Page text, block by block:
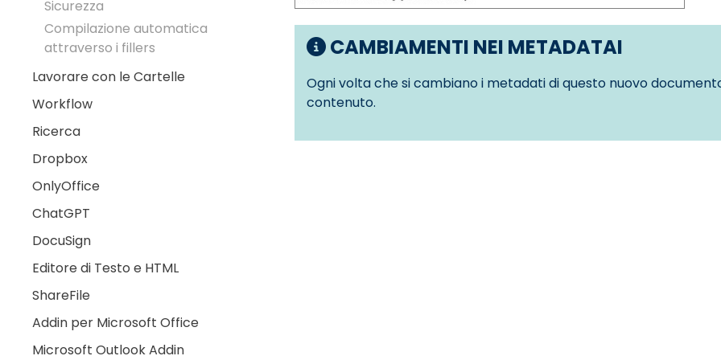
CAMBIAMENTI NEI METADATAI
Ogni volta che si cambiano i metadati di questo nuovo
contenuto.
Sicurezza
Compilazione automatica
attraverso i fillers
Lavorare con le Cartelle
Workflow
Ricerca
Dropbox
OnlyOffice
ChatGPT
DocuSign
Editore di Testo e HTML
ShareFile
Addin per Microsoft Office
Microsoft Outlook Addin